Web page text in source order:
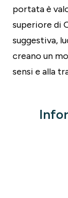
portata è
superiore di
suggestiva,
creano un
sensi e alla